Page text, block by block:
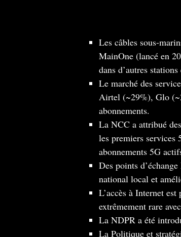
Les câbles sous-
MainOne (lancé en
dans d’autres
Le marché des
Airtel (~29%), Glo
abonnements.
La NCC a attribué
les premiers services
abonnements 5G
Des points
national local et
L’accès à Internet
extrêmement rare
La NDPR a été
La Politique et